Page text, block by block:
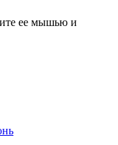
ее мышью и